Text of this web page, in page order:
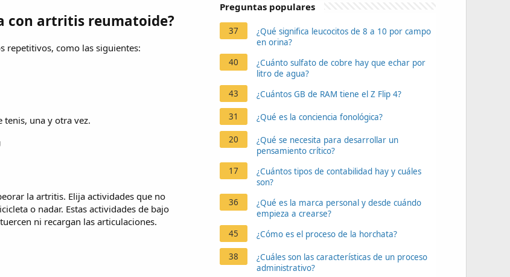
con artritis reumatoide?
repetitivos, como las siguientes:
una y otra vez.
la artritis. Elija actividades que no
o nadar. Estas actividades de bajo
ni recargan las articulaciones.
Preguntas populares
37
¿Qué significa leucocitos de 8 a 10 por campo
en orina?
40
¿Cuánto sulfato de cobre hay que echar por
litro de agua?
43
¿Cuántos GB de RAM tiene el Z Flip 4?
31 ¿Qué es la conciencia fonológica?
20
¿Qué se necesita para desarrollar un
pensamiento crítico?
17
¿Cuántos tipos de contabilidad hay y cuáles
son?
36
¿Qué es la marca personal y desde cuándo
empieza a crearse?
45
¿Cómo es el proceso de la horchata?
38
¿Cuáles son las características de un proceso
administrativo?